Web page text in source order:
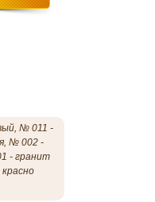
№ 011 -
№ 002 -
- гранит